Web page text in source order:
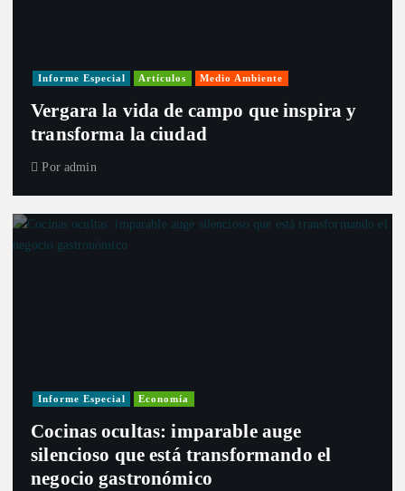
Informe Especial Artículos Medio Ambiente
Vergara la vida de campo que inspira y
transforma la ciudad
Por admin
Informe Especial Economía
Cocinas ocultas: imparable auge
silencioso que está transformando el
negocio gastronómico